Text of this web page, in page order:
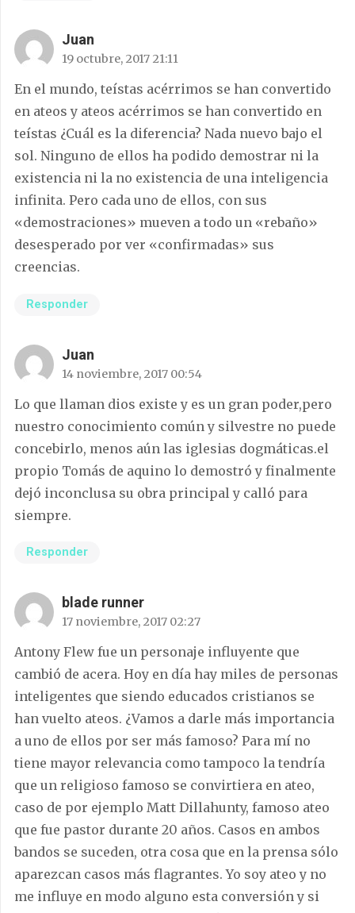
Juan
19 octubre, 2017 21:11
En el mundo, teístas acérrimos se han convertido
en ateos y ateos acérrimos se han convertido en
teístas ¿Cuál es la diferencia? Nada nuevo bajo el
sol. Ninguno de ellos ha podido demostrar ni la
existencia ni la no existencia de una inteligencia
infinita. Pero cada uno de ellos, con sus
«demostraciones» mueven a todo un «rebaño»
desesperado por ver «confirmadas» sus
creencias.
Responder
Juan
14 noviembre, 2017 00:54
Lo que llaman dios existe y es un gran poder,pero
nuestro conocimiento común y silvestre no puede
concebirlo, menos aún las iglesias dogmáticas.el
propio Tomás de aquino lo demostró y finalmente
dejó inconclusa su obra principal y calló para
siempre.
Responder
blade runner
17 noviembre, 2017 02:27
Antony Flew fue un personaje influyente que
cambió de acera. Hoy en día hay miles de personas
inteligentes que siendo educados cristianos se
han vuelto ateos. ¿Vamos a darle más importancia
a uno de ellos por ser más famoso? Para mí no
tiene mayor relevancia como tampoco la tendría
que un religioso famoso se convirtiera en ateo,
caso de por ejemplo Matt Dillahunty, famoso ateo
que fue pastor durante 20 años. Casos en ambos
bandos se suceden, otra cosa que en la prensa sólo
aparezcan casos más flagrantes. Yo soy ateo y no
me influye en modo alguno esta conversión y si